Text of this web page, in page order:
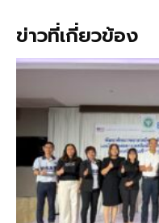
ข่าวที่เกี่ยวข้อง